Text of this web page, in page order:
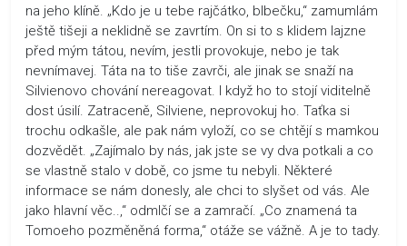
na jeho klíně. „Kdo je u tebe rajčátko, blbečku,“ zamumlám
ještě tišeji a neklidně se zavrtím. On si to s klidem lajzne
před mým tátou, nevím, jestli provokuje, nebo je tak
nevnímavej. Táta na to tiše zavrči, ale jinak se snaží na
Silvienovo chování nereagovat. I když ho to stojí viditelně
dost úsilí. Zatraceně, Silviene, neprovokuj ho. Taťka si
trochu odkašle, ale pak nám vyloží, co se chtějí s mamkou
dozvědět. „Zajímalo by nás, jak jste se vy dva potkali a co
se vlastně stalo v době, co jsme tu nebyli. Některé
informace se nám donesly, ale chci to slyšet od vás. Ale
jako hlavní věc..,“ odmlčí se a zamračí. „Co znamená ta
Tomoeho pozměněná forma,“ otáže se vážně. A je to tady.